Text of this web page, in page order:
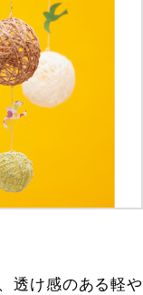
透け感のある軽や